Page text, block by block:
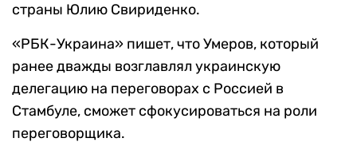
страны Юлию Свириденко.
«РБК-Украина» пишет, что Умеров, который
ранее дважды возглавлял украинскую
делегацию на переговорах с Россией в
Стамбуле, сможет сфокусироваться на роли
переговорщика.